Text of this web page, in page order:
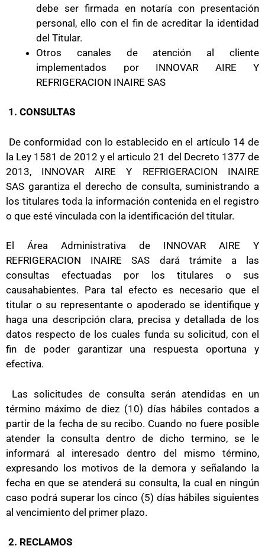
debe ser firmada en notaría con presentación
personal, ello con el fin de acreditar la identidad
del Titular.
Otros canales de atención al cliente
implementados por INNOVAR AIRE Y
REFRIGERACION INAIRE SAS
1. CONSULTAS
De conformidad con lo establecido en el artículo 14 de
la Ley 1581 de 2012 y el articulo 21 del Decreto 1377 de
2013, INNOVAR AIRE Y REFRIGERACION INAIRE
SAS garantiza el derecho de consulta, suministrando a
los titulares toda la información contenida en el registro
o que esté vinculada con la identificación del titular.
El Área Administrativa de INNOVAR AIRE Y
REFRIGERACION INAIRE SAS dará trámite a las
consultas efectuadas por los titulares o sus
causahabientes. Para tal efecto es necesario que el
titular o su representante o apoderado se identifique y
haga una descripción clara, precisa y detallada de los
datos respecto de los cuales funda su solicitud, con el
fin de poder garantizar una respuesta oportuna y
efectiva.
Las solicitudes de consulta serán atendidas en un
término máximo de diez (10) días hábiles contados a
partir de la fecha de su recibo. Cuando no fuere posible
atender la consulta dentro de dicho termino, se le
informará al interesado dentro del mismo término,
expresando los motivos de la demora y señalando la
fecha en que se atenderá su consulta, la cual en ningún
caso podrá superar los cinco (5) días hábiles siguientes
al vencimiento del primer plazo.
2. RECLAMOS